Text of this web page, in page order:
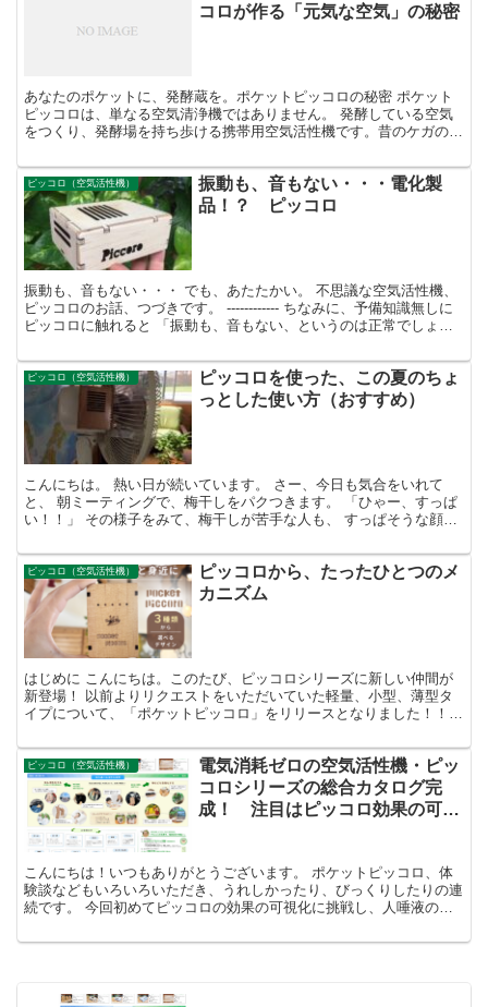
コロが作る「元気な空気」の秘密
あなたのポケットに、発酵蔵を。ポケットピッコロの秘密 ポケット
ピッコロは、単なる空気清浄機ではありません。 発酵している空気
をつくり、発酵場を持ち歩ける携帯用空気活性機です。昔のケガの痛
ピッコロ（空気活性機）
振動も、音もない・・・電化製
品！？ ピッコロ
振動も、音もない・・・ でも、あたたかい。 不思議な空気活性機、
ピッコロのお話、つづきです。 ------------ ちなみに、予備知識無しに
ピッコロに触れると 「振動も、音もない、というのは正常でしょう
ピッコロ（空気活性機）
ピッコロを使った、この夏のちょ
っとした使い方（おすすめ）
こんにちは。 熱い日が続いています。 さー、今日も気合をいれて
と、 朝ミーティングで、梅干しをパクつきます。 「ひゃー、すっぱ
い！！」 その様子をみて、梅干しが苦手な人も、 すっぱそうな顔を
ピッコロ（空気活性機）
ピッコロから、たったひとつのメ
カニズム
はじめに こんにちは。このたび、ピッコロシリーズに新しい仲間が
新登場！ 以前よりリクエストをいただいていた軽量、小型、薄型タ
イプについて、「ポケットピッコロ」をリリースとなりました！！
ピッコロ（空気活性機）
電気消耗ゼロの空気活性機・ピッ
コロシリーズの総合カタログ完
成！ 注目はピッコロ効果の可視
こんにちは！いつもありがとうございます。 ポケットピッコロ、体
験談などもいろいろいただき、うれしかったり、びっくりしたりの連
続です。 今回初めてピッコロの効果の可視化に挑戦し、人唾液のＯ